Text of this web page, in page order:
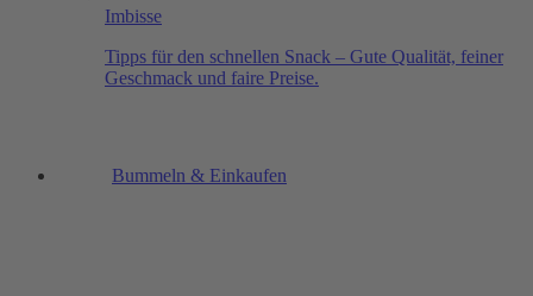
Imbisse
Tipps für den schnellen Snack – Gute Qualität, feiner
Geschmack und faire Preise.
Bummeln & Einkaufen